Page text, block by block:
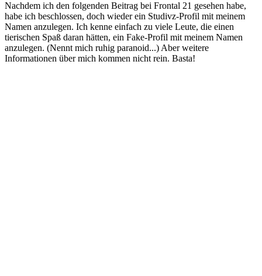
Nachdem ich den folgenden Beitrag bei Frontal 21 gesehen habe,
habe ich beschlossen, doch wieder ein Studivz-Profil mit meinem
Namen anzulegen. Ich kenne einfach zu viele Leute, die einen
tierischen Spaß daran hätten, ein Fake-Profil mit meinem Namen
anzulegen. (Nennt mich ruhig paranoid...) Aber weitere
Informationen über mich kommen nicht rein. Basta!